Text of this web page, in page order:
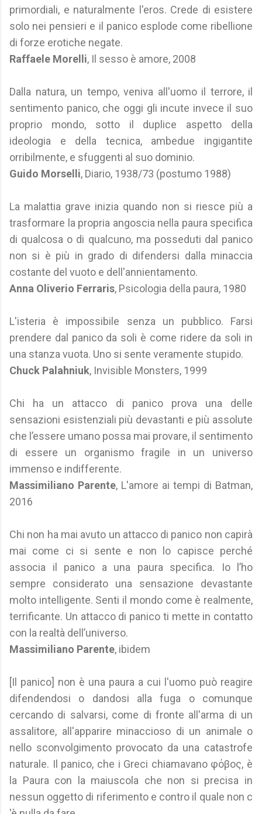
primordiali, e naturalmente l'eros. Crede di esistere
solo nei pensieri e il panico esplode come ribellione
di forze erotiche negate.
Raffaele Morelli, Il sesso è amore, 2008
Dalla natura, un tempo, veniva all'uomo il terrore, il
sentimento panico, che oggi gli incute invece il suo
proprio mondo, sotto il duplice aspetto della
ideologia e della tecnica, ambedue ingigantite
orribilmente, e sfuggenti al suo dominio.
Guido Morselli, Diario, 1938/73 (postumo 1988)
La malattia grave inizia quando non si riesce più a
trasformare la propria angoscia nella paura specifica
di qualcosa o di qualcuno, ma posseduti dal panico
non si è più in grado di difendersi dalla minaccia
costante del vuoto e dell'annientamento.
Anna Oliverio Ferraris, Psicologia della paura, 1980
L'isteria è impossibile senza un pubblico. Farsi
prendere dal panico da soli è come ridere da soli in
una stanza vuota. Uno si sente veramente stupido.
Chuck Palahniuk, Invisible Monsters, 1999
Chi ha un attacco di panico prova una delle
sensazioni esistenziali più devastanti e più assolute
che l’essere umano possa mai provare, il sentimento
di essere un organismo fragile in un universo
immenso e indifferente.
Massimiliano Parente, L'amore ai tempi di Batman,
2016
Chi non ha mai avuto un attacco di panico non capirà
mai come ci si sente e non lo capisce perché
associa il panico a una paura specifica. Io l’ho
sempre considerato una sensazione devastante
molto intelligente. Senti il mondo come è realmente,
terrificante. Un attacco di panico ti mette in contatto
con la realtà dell’universo.
Massimiliano Parente, ibidem
[Il panico] non è una paura a cui l'uomo può reagire
difendendosi ο dandosi alla fuga ο comunque
cercando di salvarsi, come di fronte all'arma di un
assalitore, all'apparire minaccioso di un animale ο
nello sconvolgimento provocato da una catastrofe
naturale. Il panico, che i Greci chiamavano φόβος, è
la Paura con la maiuscola che non si precisa in
nessun oggetto di riferimento e contro il quale non c